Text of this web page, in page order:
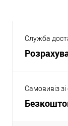
Служба
Самовивіз